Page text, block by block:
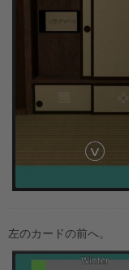
左のカードの前へ。